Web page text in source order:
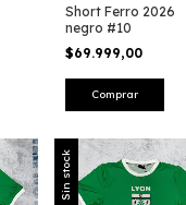
Short Ferro 2026
negro #10
$69.999,00
Comprar
Sin stock